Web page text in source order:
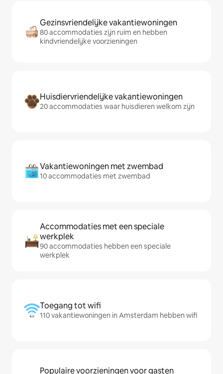
Gezinsvriendelijke vakantiewoningen
80 accommodaties zijn ruim en hebben
kindvriendelijke voorzieningen
Huisdiervriendelijke vakantiewoningen
20 accommodaties waar huisdieren welkom zijn
Vakantiewoningen met zwembad
10 accommodaties met zwembad
Accommodaties met een speciale
werkplek
90 accommodaties hebben een speciale
werkplek
Toegang tot wifi
110 vakantiewoningen in Amsterdam hebben wifi
Populaire voorzieningen voor gasten